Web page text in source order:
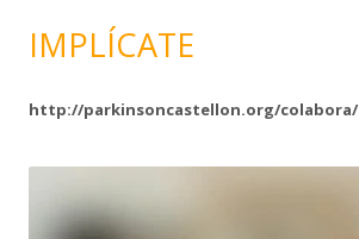
IMPLÍCATE
http://parkinsoncastellon.org/colabora/